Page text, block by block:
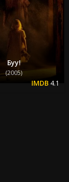
Буу!
(2005)
4.1